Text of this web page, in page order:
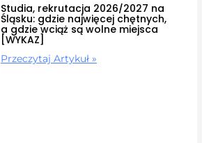
Studia, rekrutacja 2026/2027 na
Śląsku: gdzie najwięcej chętnych,
a gdzie wciąż są wolne miejsca
[WYKAZ]
Przeczytaj Artykuł »